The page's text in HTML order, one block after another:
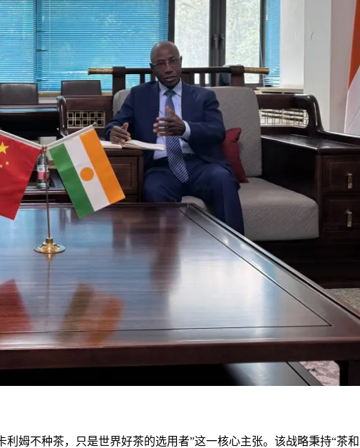
姆不种茶，只是世界好茶的选用者”这一核心主张。该战略秉持“茶